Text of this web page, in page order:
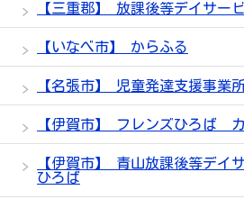
【三重郡】 放課後等デイサ
【いなべ市】 からふる
【名張市】 児童発達支援事業
【伊賀市】 フレンズひろば
【伊賀市】 青山放課後等デイ
ひろば